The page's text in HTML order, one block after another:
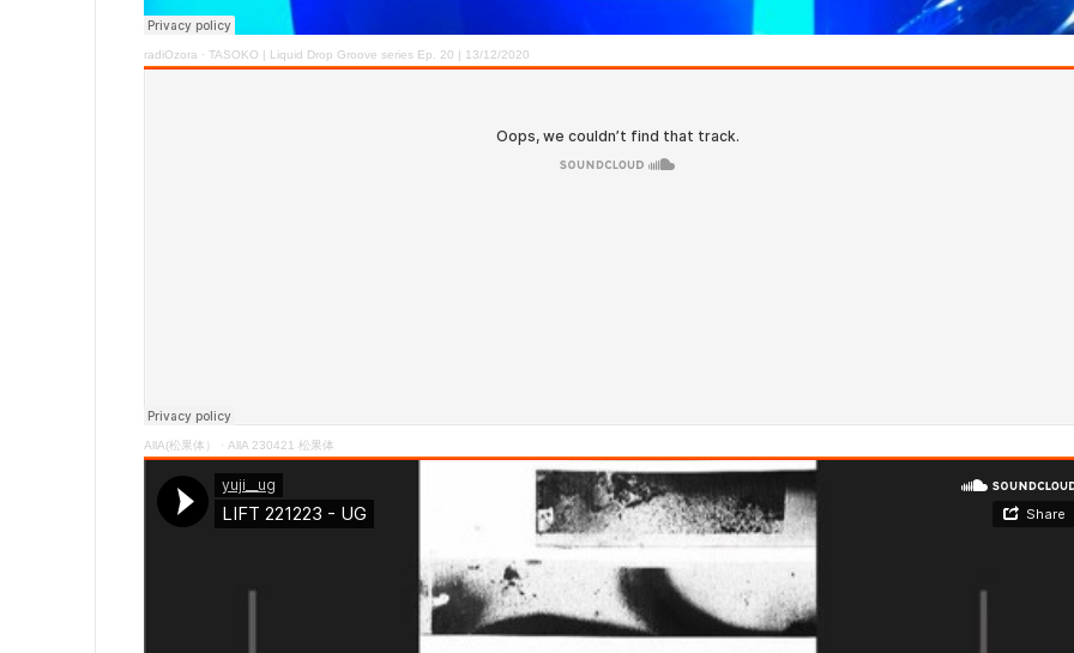
radiOzora · TASOKO | Liquid Drop Groove series Ep. 20 | 13/12/2020
AllA(松果体） · AllA 230421 松果体